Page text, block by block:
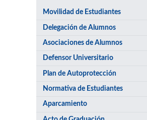
Movilidad de Estudiantes
Delegación de Alumnos
Asociaciones de Alumnos
Defensor Universitario
Plan de Autoprotección
Normativa de Estudiantes
Aparcamiento